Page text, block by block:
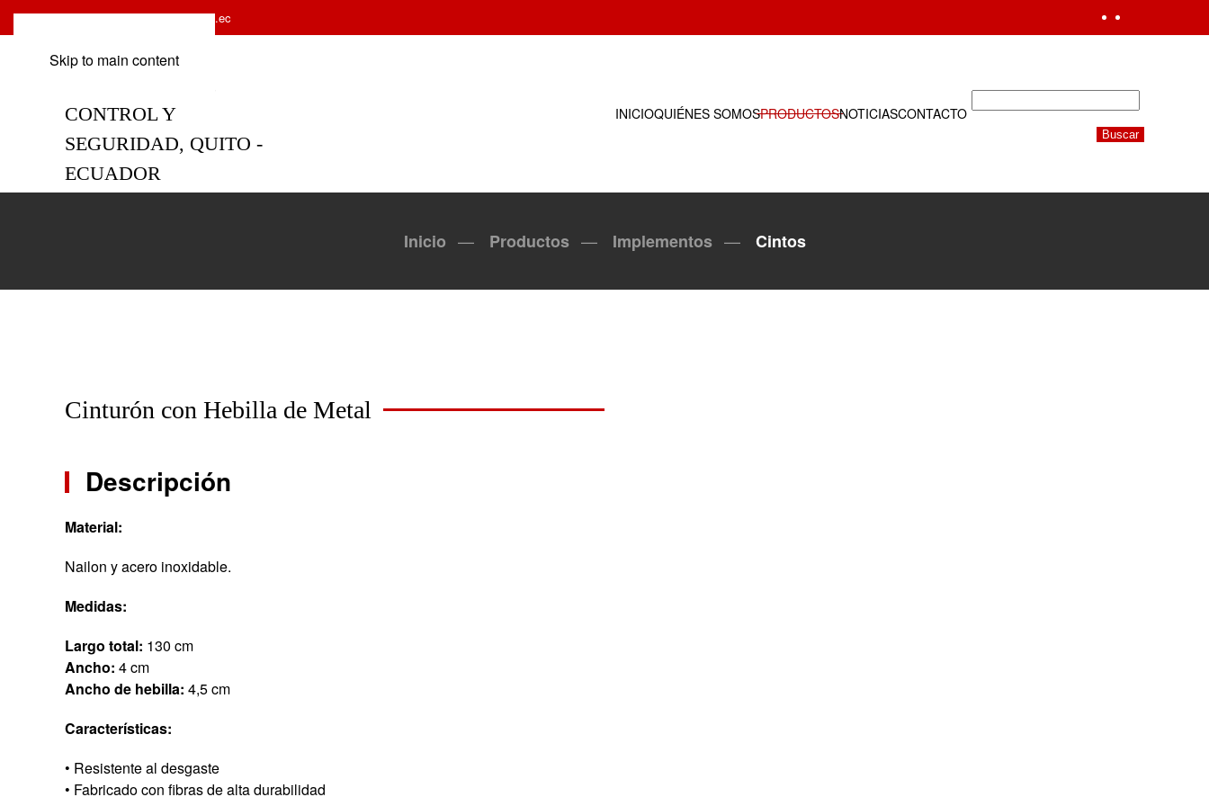
Skip to main content
Email:ventas@ecoseg.com.ec
INICIOQUIÉNES SOMOSPRODUCTOSNOTICIASCONTACTO
Buscar
Inicio Productos Implementos Cintos
Cinturón con Hebilla de Metal
Descripción
Material:
Nailon y acero inoxidable.
Medidas:
Largo total: 130 cm
Ancho: 4 cm
Ancho de hebilla: 4,5 cm
Características:
• Resistente al desgaste
• Fabricado con fibras de alta durabilidad